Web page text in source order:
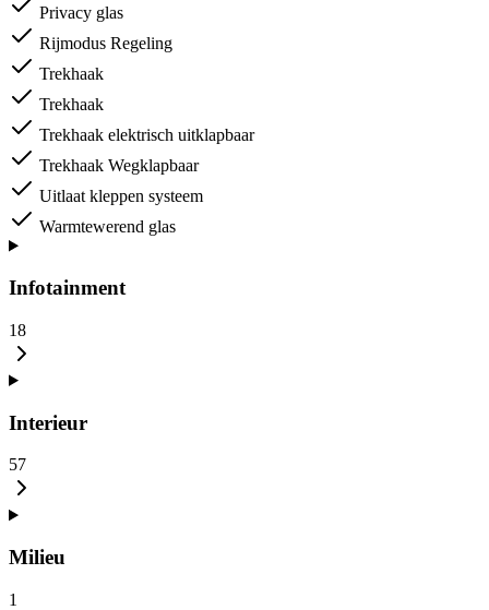
Privacy glas
Rijmodus Regeling
Trekhaak
Trekhaak
Trekhaak elektrisch uitklapbaar
Trekhaak Wegklapbaar
Uitlaat kleppen systeem
Warmtewerend glas
Infotainment
18
Interieur
57
Milieu
1